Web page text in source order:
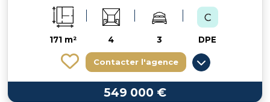
171 m² 4 3 DPE
Contacter l'agence
549 000 €